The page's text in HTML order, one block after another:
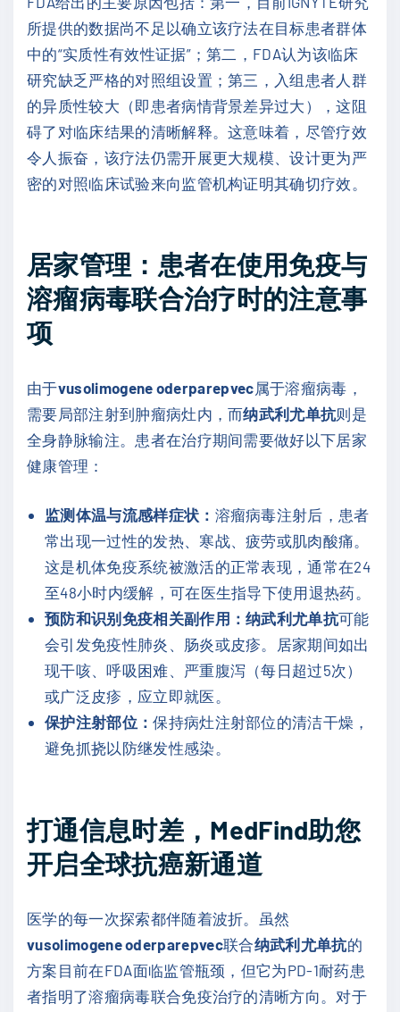
所提供的数据尚不足以确立该疗法在目标患者群体
中的“实质性有效性证据”；第二，FDA认为该临床
研究缺乏严格的对照组设置；第三，入组患者人群
的异质性较大（即患者病情背景差异过大），这阻
碍了对临床结果的清晰解释。这意味着，尽管疗效
令人振奋，该疗法仍需开展更大规模、设计更为严
密的对照临床试验来向监管机构证明其确切疗效。
居家管理：患者在使用免疫与
溶瘤病毒联合治疗时的注意事
项
由于vusolimogene oderparepvec属于溶瘤病毒，
需要局部注射到肿瘤病灶内，而纳武利尤单抗则是
全身静脉输注。患者在治疗期间需要做好以下居家
健康管理：
监测体温与流感样症状： 溶瘤病毒注射后，患者
常出现一过性的发热、寒战、疲劳或肌肉酸痛。
这是机体免疫系统被激活的正常表现，通常在24
至48小时内缓解，可在医生指导下使用退热药。
预防和识别免疫相关副作用：纳武利尤单抗可能
会引发免疫性肺炎、肠炎或皮疹。居家期间如出
现干咳、呼吸困难、严重腹泻（每日超过5次）
或广泛皮疹，应立即就医。
保护注射部位：保持病灶注射部位的清洁干燥，
避免抓挠以防继发性感染。
打通信息时差，MedFind助您
开启全球抗癌新通道
医学的每一次探索都伴随着波折。虽然
vusolimogene oderparepvec联合纳武利尤单抗的
方案目前在FDA面临监管瓶颈，但它为PD-1耐药患
者指明了溶瘤病毒联合免疫治疗的清晰方向。对于